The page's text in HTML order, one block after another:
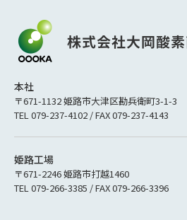
本社
〒671-1132 姫路市大津区勘兵衛町3-1-3
TEL 079-237-4102 / FAX 079-237-4143
姫路工場
〒671-2246 姫路市打越1460
TEL 079-266-3385 / FAX 079-266-3396